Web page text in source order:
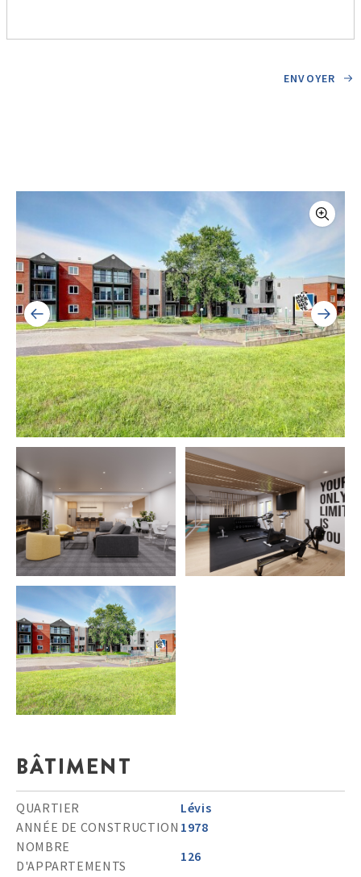
ENVOYER
BÂTIMENT
QUARTIER
Lévis
ANNÉE DE CONSTRUCTION 1978
NOMBRE
D'APPARTEMENTS
126